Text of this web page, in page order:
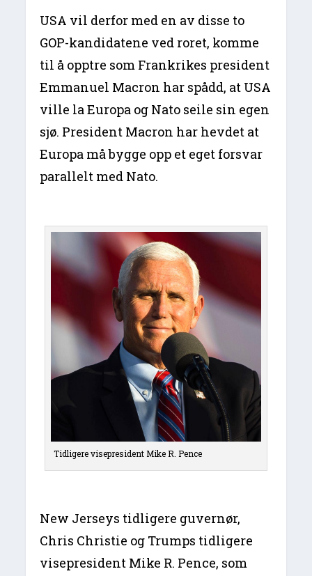
USA vil derfor med en av disse to
GOP-kandidatene ved roret, komme
til å opptre som Frankrikes president
Emmanuel Macron har spådd, at USA
ville la Europa og Nato seile sin egen
sjø. President Macron har hevdet at
Europa må bygge opp et eget forsvar
parallelt med Nato.
Tidligere visepresident Mike R. Pence
New Jerseys tidligere guvernør,
Chris Christie og Trumps tidligere
visepresident Mike R. Pence, som